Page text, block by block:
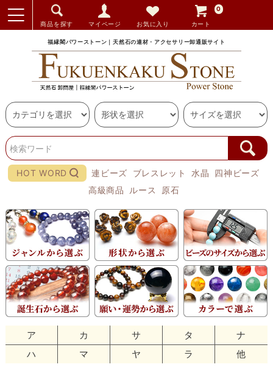
商品を探す マイページ お気に入り カート
0
福縁閣パワーストーン｜天然石の連材・アクセサリー卸通販サイト
HOT WORD 連ビーズ ブレスレット 水晶
四神ビーズ
高級商品
ルース 原石
ア カ サ タ
ナ
ハ
マ ヤ ラ 他